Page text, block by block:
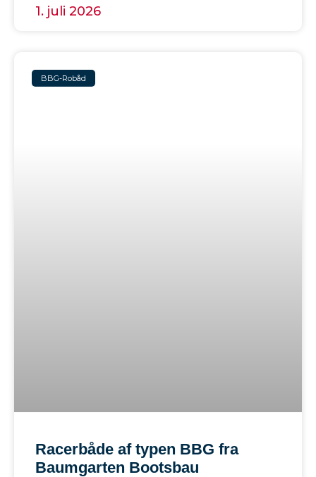
1. juli 2026
BBG-Robåd
Racerbåde af typen BBG fra
Baumgarten Bootsbau